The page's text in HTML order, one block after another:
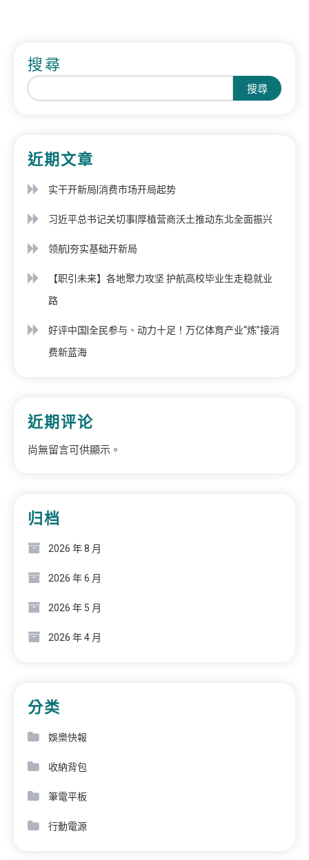
搜尋
搜尋
近期文章
实干开新局|消费市场开局起势
习近平总书记关切事|厚植营商沃土推动东北全面振兴
领航|夯实基础开新局
【职引未来】各地聚力攻坚 护航高校毕业生走稳就业
路
好评中国|全民参与、动力十足！万亿体育产业“炼”接消
费新蓝海
近期评论
尚無留言可供顯示。
归档
2026 年 8 月
2026 年 6 月
2026 年 5 月
2026 年 4 月
分类
娛樂快報
收納背包
筆電平板
行動電源